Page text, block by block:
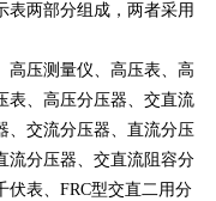
表两部分组成，两者采用
高压测量仪、高压表、高
表、高压分压器、交直流
、交流分压器、直流分压
流分压器、交直流阻容分
伏表、FRC型交直二用分